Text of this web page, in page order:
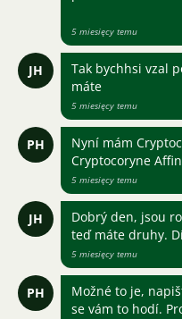
5 miesięcy temu
JH
Tak bychhsi vzal
máte
5 miesięcy temu
PH
Nyní mám
Cryptocoryne
5 miesięcy temu
JH
Dobrý den, jsou
teď máte druhy.
5 miesięcy temu
PH
Možné to je,
se vám to hodí.